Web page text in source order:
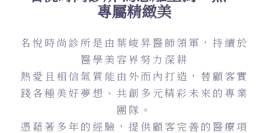
專屬精緻美
名悅時尚診所是由葉峻昇醫師領軍，持續於
醫學美容界努力深耕
熱愛且相信氣質能由外而內打造，替顧客實
踐各種美好夢想、共創多元精彩未來的專業
團隊。
憑藉著多年的經驗，提供顧客完善的醫療項